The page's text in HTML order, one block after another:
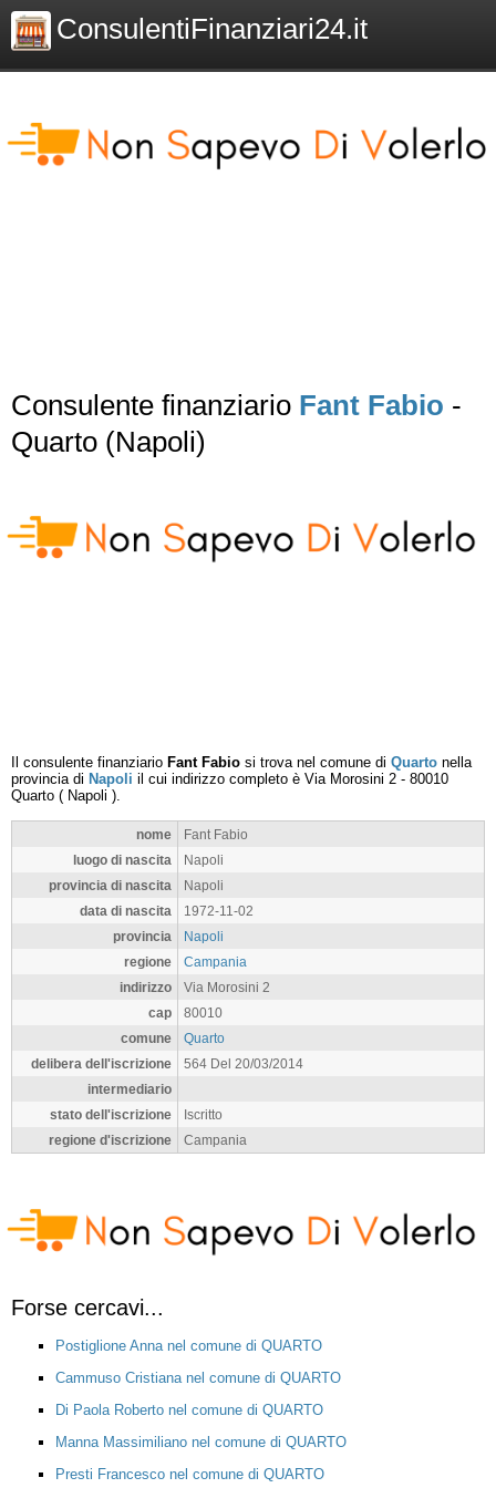
ConsulentiFinanziari24.it
Consulente finanziario Fant Fabio -
Quarto (Napoli)
Il consulente finanziario Fant Fabio si trova nel comune di Quarto nella
provincia di Napoli il cui indirizzo completo è Via Morosini 2 - 80010
Quarto ( Napoli ).
nome
Fant Fabio
luogo di nascita
Napoli
provincia di nascita
Napoli
data di nascita
1972-11-02
provincia
Napoli
regione
Campania
indirizzo
Via Morosini 2
cap
80010
comune
Quarto
delibera dell'iscrizione
564 Del 20/03/2014
intermediario
stato dell'iscrizione
Iscritto
regione d'iscrizione
Campania
Forse cercavi...
Postiglione Anna nel comune di QUARTO
Cammuso Cristiana nel comune di QUARTO
Di Paola Roberto nel comune di QUARTO
Manna Massimiliano nel comune di QUARTO
Presti Francesco nel comune di QUARTO